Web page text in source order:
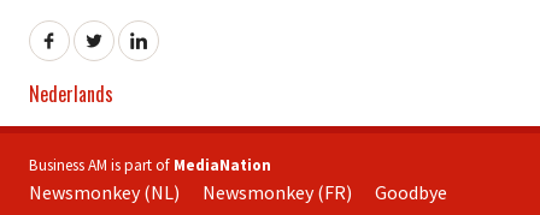
Nederlands
Business AM is part of MediaNation
Newsmonkey (NL) Newsmonkey (FR) Goodbye